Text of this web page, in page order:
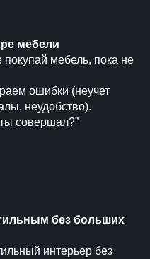
мебели
мебель, пока не
ошибки (неучет
неудобство).
совершал?”
без больших
интерьер без